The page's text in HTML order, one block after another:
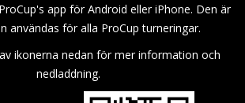
app för Android eller iPhone. Den är
användas för alla ProCup turneringar.
ikonerna nedan för mer information och
nedladdning.